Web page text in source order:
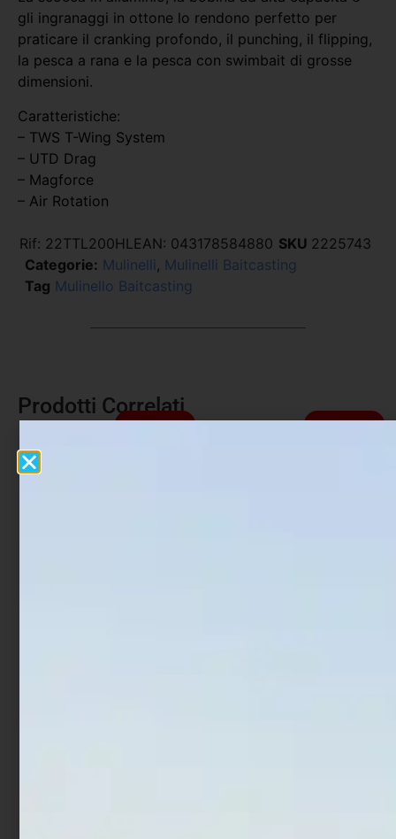
gli ingranaggi in ottone lo rendono perfetto per
praticare il cranking profondo, il punching, il flipping,
la pesca a rana e la pesca con swimbait di grosse
dimensioni.
Caratteristiche:
– TWS T-Wing System
– UTD Drag
– Magforce
– Air Rotation
Rif: 22TTL200HL EAN: 043178584880 SKU 2225743
Categorie: Mulinelli , Mulinelli Baitcasting
Tag Mulinello Baitcasting
Prodotti Correlati